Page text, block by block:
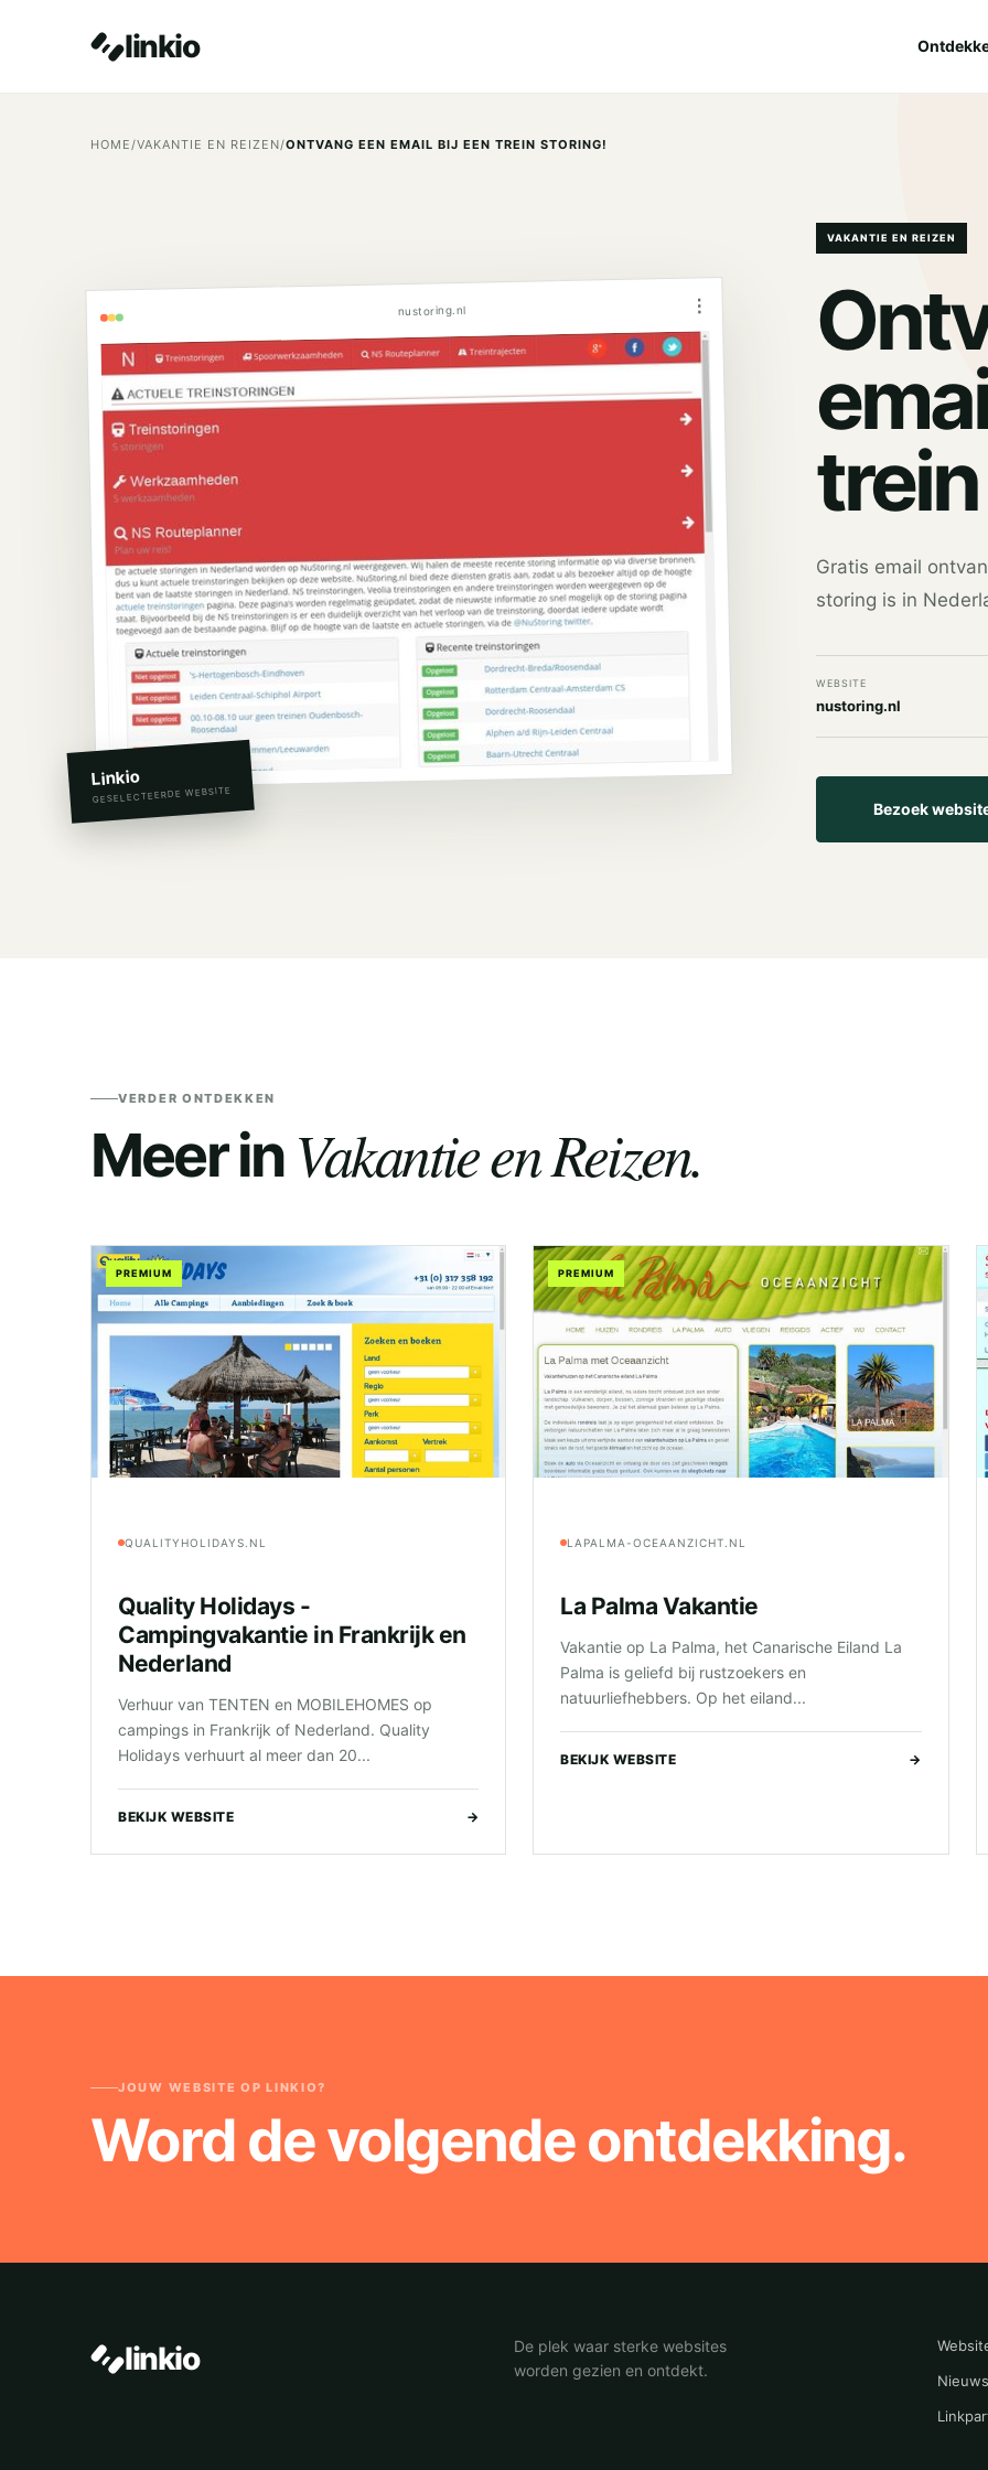
linkio
HOME/VAKANTIE EN REIZEN/ONTVANG EEN EMAIL BIJ EEN TREIN STORING!
nustoring.nl ⋮
Linkio
GESELECTEERDE WEBSITE
VAKANTIE EN REIZEN
Gratis email
storing is in
WEBSITE
nustoring.nl
Bezoek
VERDER ONTDEKKEN
Meer in Vakantie en Reizen.
PREMIUM
QUALITYHOLIDAYS.NL
Quality Holidays -
Campingvakantie in Frankrijk en
Nederland
Verhuur van TENTEN en MOBILEHOMES op
campings in Frankrijk of Nederland. Quality
Holidays verhuurt al meer dan 20...
BEKIJK WEBSITE →
PREMIUM
LAPALMA-OCEAANZICHT.NL
La Palma Vakantie
Vakantie op La Palma, het Canarische Eiland La
Palma is geliefd bij rustzoekers en
natuurliefhebbers. Op het eiland...
BEKIJK WEBSITE →
JOUW WEBSITE OP LINKIO?
Word de volgende ontdekking.
linkio
De plek waar sterke websites
worden gezien en ontdekt.